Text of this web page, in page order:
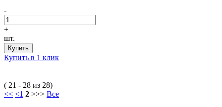
-
+
шт.
Купить
Купить в 1 клик
( 21 - 28 из 28)
<< <1 2 >>> Все